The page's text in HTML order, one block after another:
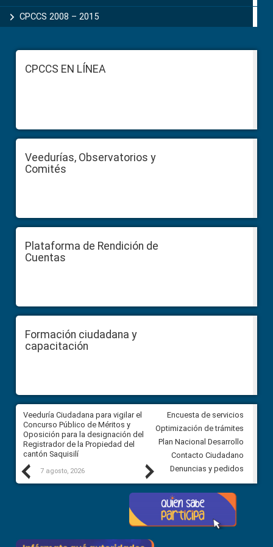
CPCCS 2008 – 2015
FooterCPCCS EN LÍNEA
Veedurías, Observatorios y
Comités
Plataforma de Rendición de
Cuentas
Formación ciudadana y
capacitación
Previous
Veeduría Ciudadana para vigilar el
Concurso Público de Méritos y
Oposición para la designación del
Registrador de la Propiedad del
cantón Saquisilí
7 agosto, 2026
Veeduría Ciudadana para
construcción del asfaltado de
Ballenita del cantón Santa
7 agosto, 2026
Next
Encuesta de servicios
Optimización de trámites
Plan Nacional Desarrollo
Contacto Ciudadano
Denuncias y pedidos